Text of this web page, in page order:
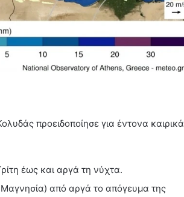
προειδοποίησε για έντονα καιρικά
έως και αργά τη νύχτα.
Μαγνησία) από αργά το απόγευμα της